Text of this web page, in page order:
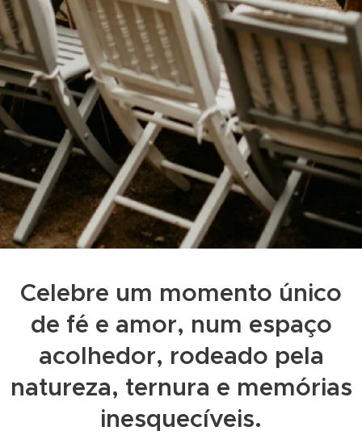
Celebre um momento único
de fé e amor, num espaço
acolhedor, rodeado pela
natureza, ternura e memórias
inesquecíveis.